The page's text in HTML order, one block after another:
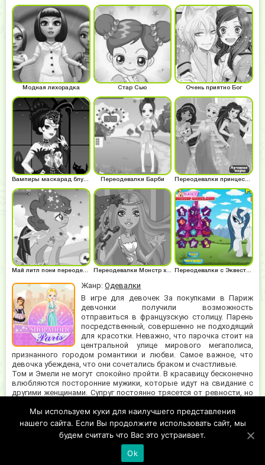
Жанр:Одевалки
В игре для девочек За покупками в Париж
девчонки получили возможность
отправиться в французскую столицу. Парень
посредственный, совершенно не подходящий
для красотки. Неважно, что парочка стоит на
центральной улице мирового мегаполиса,
признанного городом романтики и любви. Самое важное, что
девочка убеждена, что они сочетались браком и счастливые.
Том и Эмели не могут спокойно пройти. В красавицу бесконечно
влюбляются посторонние мужики, которые идут на свидание с
другими женщинами. Супруг постоянно трясется от ревности, но
собственной жене. Нет ничего милее, чем прогуливающихся
счастливых молодоженов. При взгляде на них испытываешь
удовлетворение.
Модная лихорадка Стар Сью Очень приятно Бог
Переодевалки Барби
Май литл пони переодевалки Переодевалки Монстр хай Переодевалки с Эквестрия герлз
Мы используем куки для наилучшего представления
нашего сайта. Если Вы продолжите использовать сайт, мы
будем считать что Вас это устраивает.
Ok